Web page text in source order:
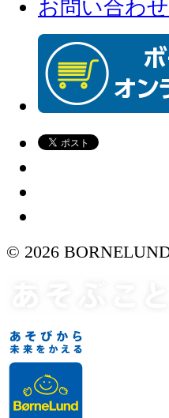
お問い合わせ
© 2026